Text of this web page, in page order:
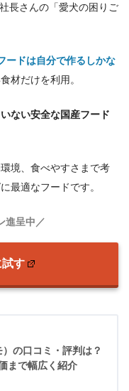
長さんの「愛犬の困りご
ードは自分で作るしかな
材だけを利用。
ない安全な国産フード
境、食べやすさまで考
最適なフードです。
進呈中／
す
の口コミ・評判は？
まで幅広く紹介